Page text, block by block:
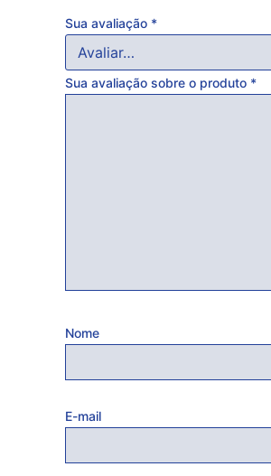
Sua avaliação *
Sua avaliação sobre o produto *
Nome
E-mail